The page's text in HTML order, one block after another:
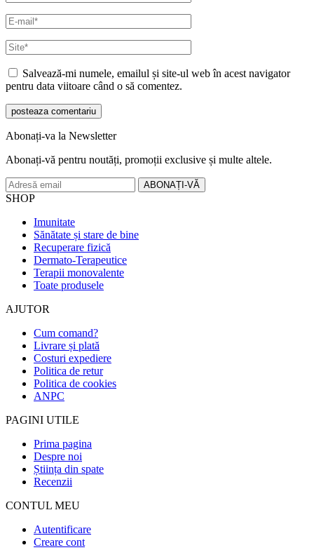
Salvează-mi numele, emailul și site-ul web în acest navigator
pentru data viitoare când o să comentez.
Abonați-va la Newsletter
Abonați-vă pentru noutăți, promoții exclusive și multe altele.
SHOP
Imunitate
Sănătate și stare de bine
Recuperare fizică
Dermato-Terapeutice
Terapii monovalente
Toate produsele
AJUTOR
Cum comand?
Livrare și plată
Costuri expediere
Politica de retur
Politica de cookies
ANPC
PAGINI UTILE
Prima pagina
Despre noi
Știința din spate
Recenzii
CONTUL MEU
Autentificare
Creare cont